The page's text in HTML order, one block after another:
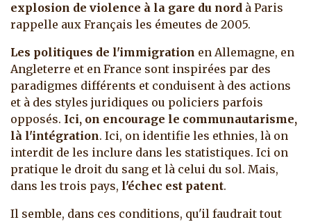
explosion de violence à la gare du nord à Paris
rappelle aux Français les émeutes de 2005.
Les politiques de l'immigration en Allemagne, en
Angleterre et en France sont inspirées par des
paradigmes différents et conduisent à des actions
et à des styles juridiques ou policiers parfois
opposés. Ici, on encourage le communautarisme,
là l'intégration. Ici, on identifie les ethnies, là on
interdit de les inclure dans les statistiques. Ici on
pratique le droit du sang et là celui du sol. Mais,
dans les trois pays, l'échec est patent.
Il semble, dans ces conditions, qu'il faudrait tout